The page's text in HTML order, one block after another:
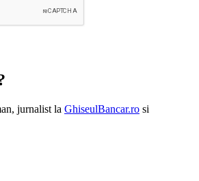
, jurnalist la GhiseulBancar.ro si